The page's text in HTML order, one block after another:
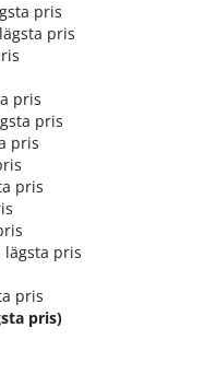
pris
pris
pris
pris
pris
pris
lägsta pris
pris
pris)